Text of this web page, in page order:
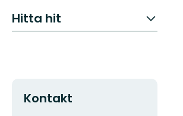
Hitta hit
Kontakt